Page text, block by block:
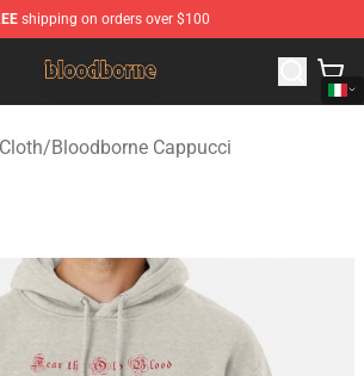
shipping on orders over $100
- Official Bloodborne Merchandise
/Bloodborne Cappucci